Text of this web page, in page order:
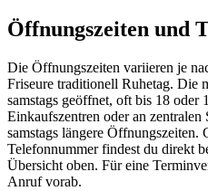
Öffnungszeiten und
Die Öffnungszeiten variieren je
Friseure traditionell Ruhetag. Die
samstags geöffnet, oft bis 18 oder
Einkaufszentren oder an zentralen
samstags längere Öffnungszeiten.
Telefonnummer findest du direkt
Übersicht oben. Für eine
Anruf vorab.